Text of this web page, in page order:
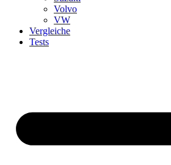
Volvo
VW
Vergleiche
Tests